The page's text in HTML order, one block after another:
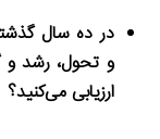
در ده سال
و تحول، رشد و
ارزیابی می‌کنید؟